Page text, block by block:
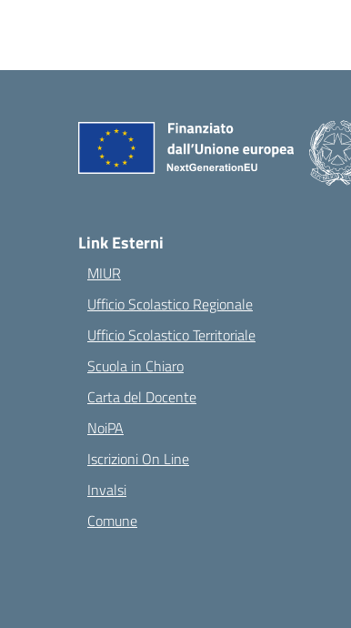
Link Esterni
MIUR
Ufficio Scolastico Regionale
Ufficio Scolastico Territoriale
Scuola in Chiaro
Carta del Docente
NoiPA
Iscrizioni On Line
Invalsi
Comune